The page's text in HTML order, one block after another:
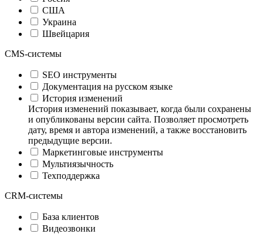
США
Украина
Швейцария
CMS-системы
SEO инструменты
Документация на русском языке
История изменений
История изменений показывает, когда были сохранены
и опубликованы версии сайта. Позволяет просмотреть
дату, время и автора изменений, а также восстановить
предыдущие версии.
Маркетинговые инструменты
Мультиязычность
Техподдержка
CRM-системы
База клиентов
Видеозвонки